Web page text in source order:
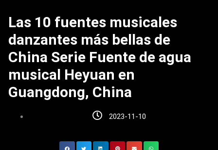
Las 10 fuentes musicales
danzantes más bellas de
China Serie Fuente de agua
musical Heyuan en
Guangdong, China
2023-11-10